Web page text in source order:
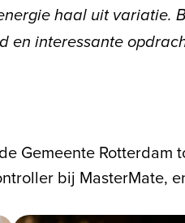
haal uit variatie.
en interessante
Gemeente Rotterdam
bij MasterMate,